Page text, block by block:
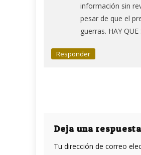
información sin
pesar de que el
guerras. HAY QUE
Responder
Deja una respuesta
Tu dirección de correo